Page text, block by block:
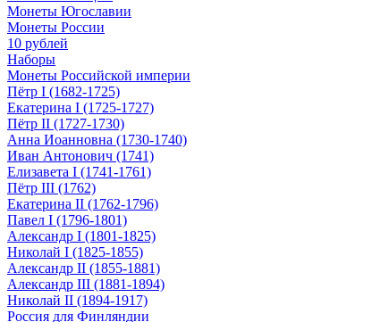
Монеты Югославии
Монеты России
10 рублей
Наборы
Монеты Российской империи
Пётр I (1682-1725)
Екатерина I (1725-1727)
Пётр II (1727-1730)
Анна Иоанновна (1730-1740)
Иван Антонович (1741)
Елизавета I (1741-1761)
Пётр III (1762)
Екатерина II (1762-1796)
Павел I (1796-1801)
Александр I (1801-1825)
Николай I (1825-1855)
Александр II (1855-1881)
Александр III (1881-1894)
Николай II (1894-1917)
Россия для Финляндии